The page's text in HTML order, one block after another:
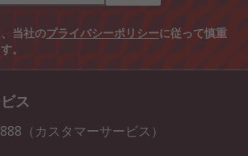
当社のプライバシーポリシーに従って慎重
。
ス
（カスタマーサービス）